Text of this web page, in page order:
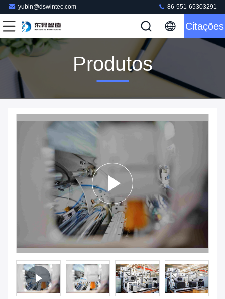
yubin@dswintec.com 86-551-65303291
Citações
Produtos